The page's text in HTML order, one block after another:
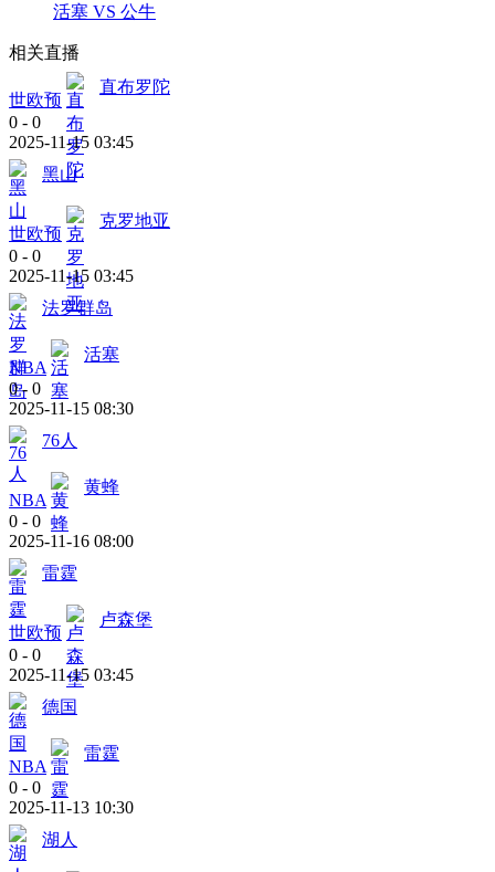
活塞 VS 公牛
相关直播
世欧预
直布罗陀
0 - 0
2025-11-15 03:45
黑山
世欧预
克罗地亚
0 - 0
2025-11-15 03:45
法罗群岛
NBA
活塞
0 - 0
2025-11-15 08:30
76人
NBA
黄蜂
0 - 0
2025-11-16 08:00
雷霆
世欧预
卢森堡
0 - 0
2025-11-15 03:45
德国
NBA
雷霆
0 - 0
2025-11-13 10:30
湖人